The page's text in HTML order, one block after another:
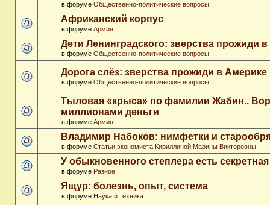
в форуме Общественно-политические вопросы
Африканский корпус
в форуме Армия
Дети Ленинградского: зверства прожиди
в форуме Общественно-политические вопросы
Дорога слёз: зверства прожиди в Америке
в форуме Общественно-политические вопросы
Тыловая «крыса» по фамилии Жабин..
миллионами деньги
в форуме Армия
Владимир Набоков: нимфетки и
в форуме Статьи экономиста Кириллиной Марины Викторовны
У обыкновенного степлера есть
в форуме Разное
Ящур: болезнь, опыт, система
в форуме Наука и техника